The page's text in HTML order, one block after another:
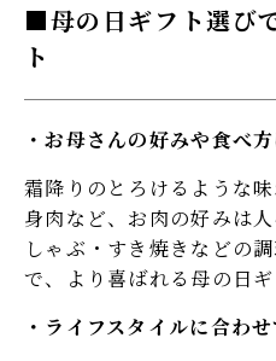
母の日ギフト選び
ト
お母さんの好みや食べ
霜降りのとろけるような
身肉など、お肉の好みは
しゃぶ・すき焼きなどの
で、より喜ばれる母の日ギ
ライフスタイルに合わ